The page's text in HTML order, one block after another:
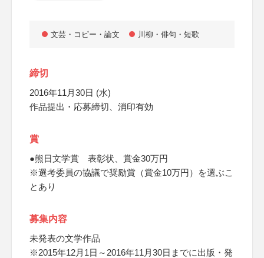
文芸・コピー・論文 川柳・俳句・短歌
締切
2016年11月30日 (水)
作品提出・応募締切、消印有効
賞
●熊日文学賞 表彰状、賞金30万円
※選考委員の協議で奨励賞（賞金10万円）を選ぶこ
とあり
募集内容
未発表の文学作品
※2015年12月1日～2016年11月30日までに出版・発